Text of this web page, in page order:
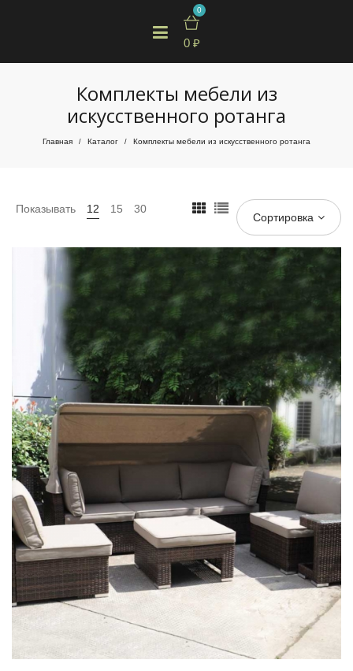
0
0 ₽
Комплекты мебели из
искусственного ротанга
Главная / Каталог / Комплекты мебели из искусственного ротанга
Показывать 12 15 30
Сортировка